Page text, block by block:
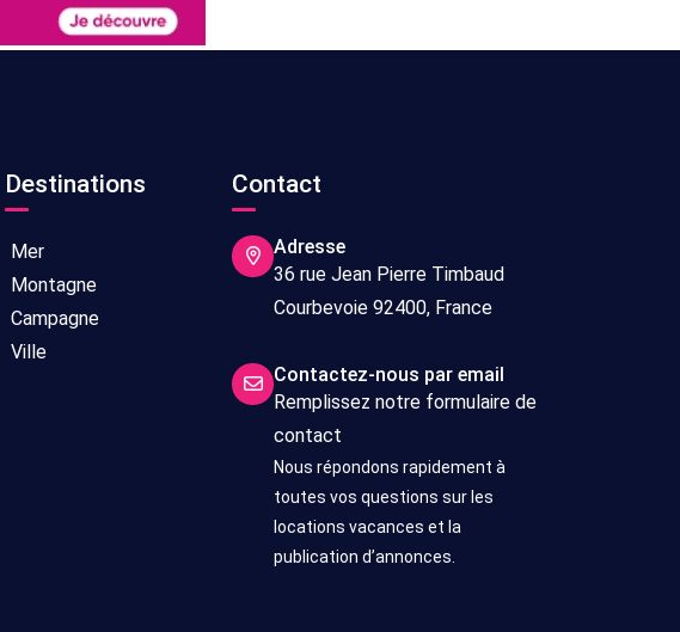
Destinations
Mer
Montagne
Campagne
Ville
Contact
Adresse
36 rue Jean Pierre Timbaud
Courbevoie 92400, France
Contactez-nous par email
Remplissez notre formulaire de
contact
Nous répondons rapidement à
toutes vos questions sur les
locations vacances et la
publication d’annonces.